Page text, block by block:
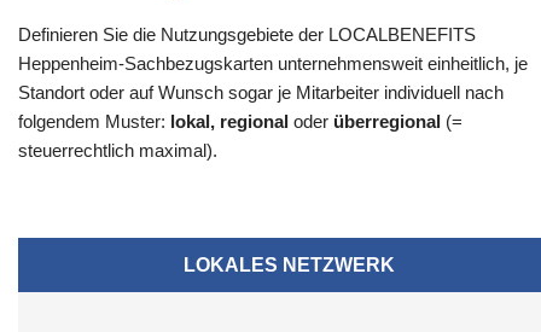
Definieren Sie die Nutzungsgebiete der LOCALBENEFITS
Heppenheim-Sachbezugskarten unternehmensweit einheitlich, je
Standort oder auf Wunsch sogar je Mitarbeiter individuell nach
folgendem Muster: lokal, regional oder überregional (=
steuerrechtlich maximal).
LOKALES NETZWERK